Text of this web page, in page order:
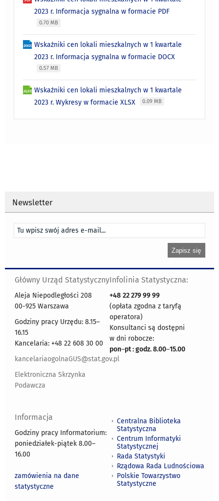
2023 r. Informacja sygnalna w formacie PDF
0.70 MB
Wskaźniki cen lokali mieszkalnych w 1 kwartale
2023 r. Informacja sygnalna w formacie DOCX
0.57 MB
Wskaźniki cen lokali mieszkalnych w 1 kwartale
2023 r. Wykresy w formacie XLSX
0.09 MB
Newsletter
Główny Urząd Statystyczny
Aleja Niepodległości 208
00-925 Warszawa
Godziny pracy Urzędu: 8.15–
16.15
Kancelaria: +48 22 608 30 00
kancelariaogolnaGUS@stat.gov.pl
Elektroniczna Skrzynka
Podawcza
Infolinia Statystyczna:
+48 22 279 99 99
(opłata zgodna z taryfą
operatora)
Konsultanci są dostępni
w dni robocze:
pon–pt : godz. 8.00–15.00
Informacja
Godziny pracy Informatorium:
poniedziałek-piątek 8.00–
16.00
zamówienia na dane
statystyczne
Centralna Biblioteka
Statystyczna
Centrum Informatyki
Statystycznej
Rada Statystyki
Rządowa Rada Ludnościowa
Polskie Towarzystwo
Statystyczne